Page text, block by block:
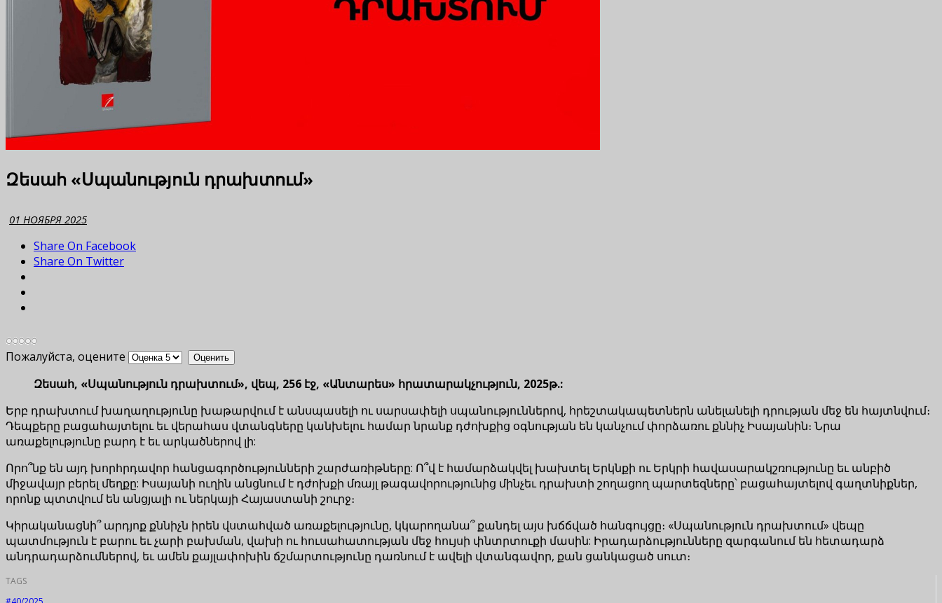
Զեսահ «Սպանություն դրախտում»
01 НОЯБРЯ 2025
Share On Facebook
Share On Twitter
Пожалуйста, оцените
Զեսահ, «Սպանություն դրախտում», վեպ, 256 էջ, «Անտարես» հրատարակչություն, 2025թ.:
Երբ դրախտում խաղաղությունը խաթարվում է անսպասելի ու սարսափելի սպանություններով, հրեշտակապետներն անելանելի դրության մեջ են հայտնվում։
Դեպքերը բացահայտելու եւ վերահաս վտանգները կանխելու համար նրանք դժոխքից օգնության են կանչում փորձառու քննիչ Իսայանին։ Նրա
առաքելությունը բարդ է եւ արկածներով լի:
Որո՞նք են այդ խորհրդավոր հանցագործությունների շարժառիթները: Ո՞վ է համարձակվել խախտել Երկնքի ու Երկրի հավասարակշռությունը եւ անբիծ
միջավայր բերել մեղքը: Իսայանի ուղին անցնում է դժոխքի մռայլ թագավորությունից մինչեւ դրախտի շողացող պարտեզները՝ բացահայտելով գաղտնիքներ,
որոնք պտտվում են անցյալի ու ներկայի Հայաստանի շուրջ։
Կիրականացնի՞ արդյոք քննիչն իրեն վստահված առաքելությունը, կկարողանա՞ քանդել այս խճճված հանգույցը։ «Սպանություն դրախտում» վեպը
պատմություն է բարու եւ չարի բախման, վախի ու հուսահատության մեջ հույսի փնտրտուքի մասին: Իրադարձությունները զարգանում են հետադարձ
անդրադարձումներով, եւ ամեն քայլափոխին ճշմարտությունը դառնում է ավելի վտանգավոր, քան ցանկացած սուտ։
TAGS